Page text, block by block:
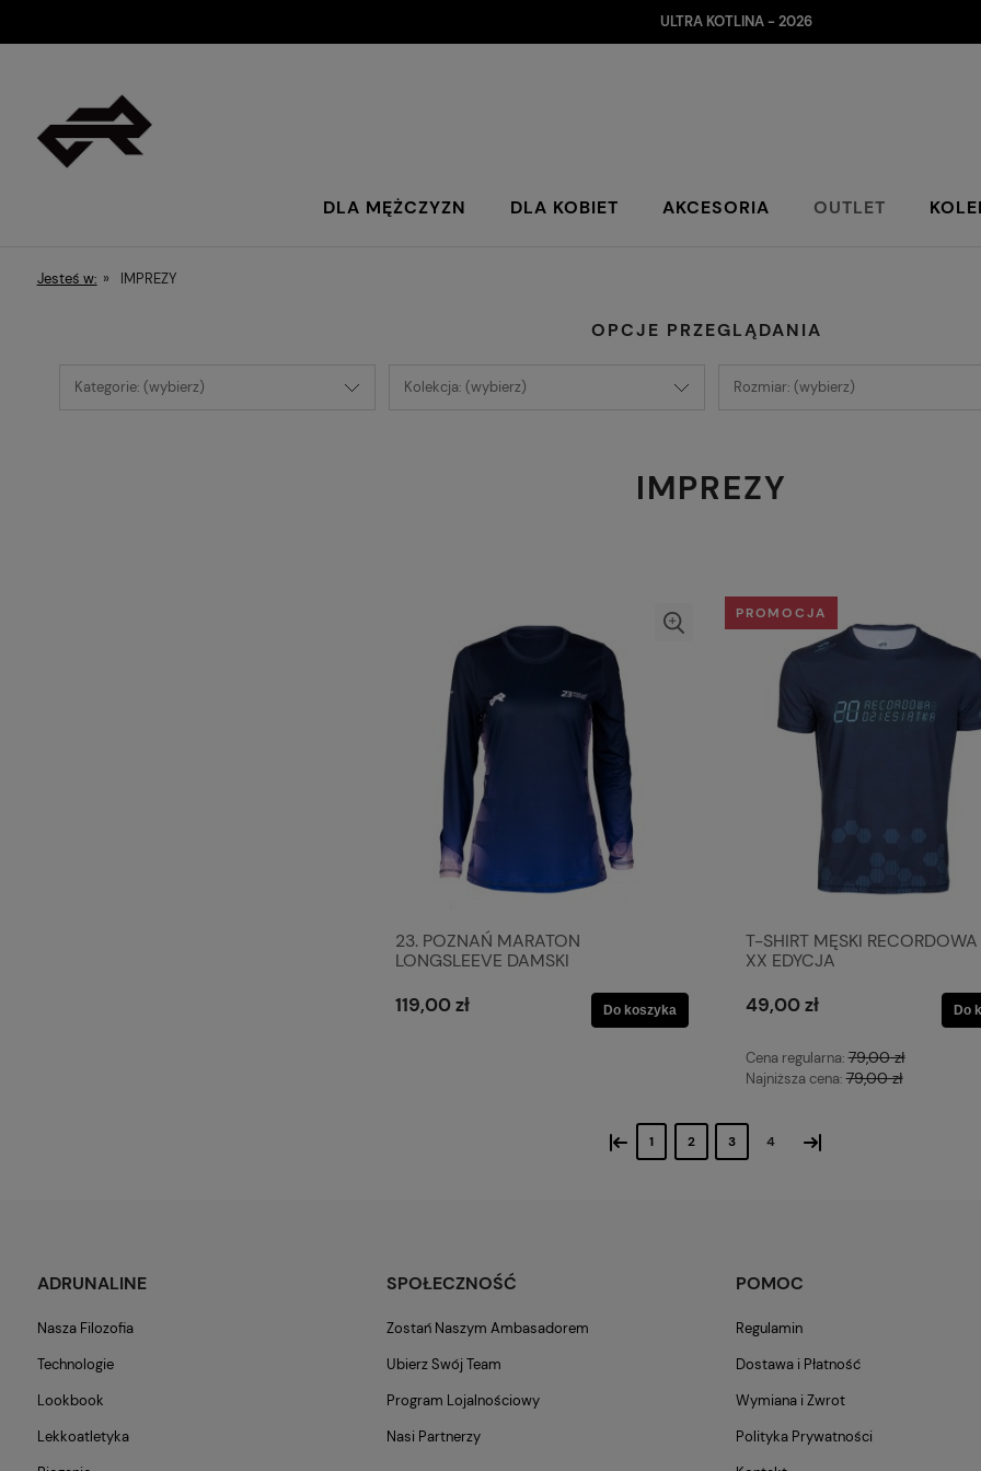
ULTRA KOTLINA - 2026
DLA MĘŻCZYZN DLA KOBIET AKCESORIA OUTLET
Jesteś w: » IMPREZY
OPCJE PRZEGLĄDANIA
Kategorie: (wybierz) Kolekcja: (wybierz) Rozmiar: (wybierz)
IMPREZY
23. POZNAŃ MARATON
LONGSLEEVE DAMSKI
119,00 zł Do koszyka
T-SHIRT MĘSKI
XX EDYCJA
49,00 zł
Cena regularna:79,00 zł
Najniższa cena:79,00 zł
Do
PROMOCJA
« 1 2 3 4 »
ADRUNALINE
Nasza Filozofia
Technologie
Lookbook
Lekkoatletyka
SPOŁECZNOŚĆ
Zostań Naszym Ambasadorem
Ubierz Swój Team
Program Lojalnościowy
Nasi Partnerzy
POMOC
Regulamin
Dostawa i Płatność
Wymiana i Zwrot
Polityka Prywatności